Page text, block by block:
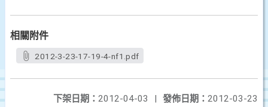
相關附件
2012-3-23-17-19-4-nf1.pdf
發佈日期： 2012-03-23
下架日期： 2012-04-03
|